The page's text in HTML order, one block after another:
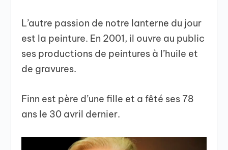
L’autre passion de notre lanterne du jour
est la peinture. En 2001, il ouvre au public
ses productions de peintures à l’huile et
de gravures.
Finn est père d’une fille et a fêté ses 78
ans le 30 avril dernier.